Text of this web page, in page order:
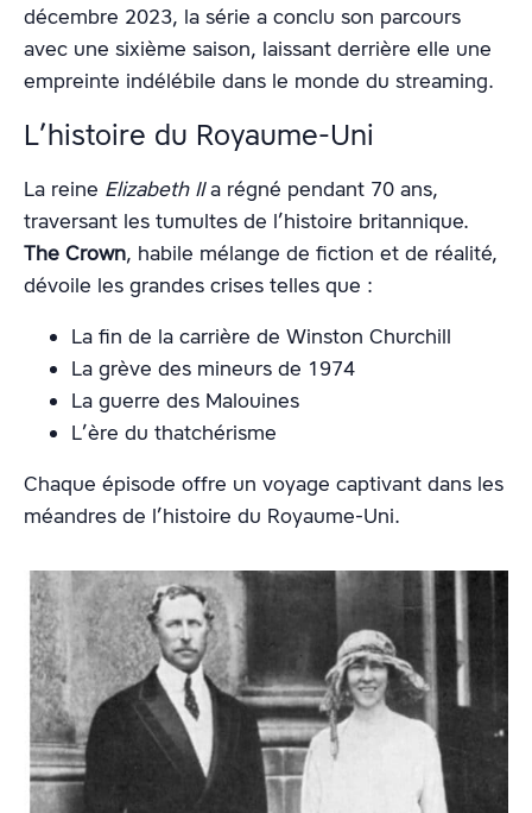
décembre 2023, la série a conclu son parcours
avec une sixième saison, laissant derrière elle une
empreinte indélébile dans le monde du streaming.
L’histoire du Royaume-Uni
La reine Elizabeth IIa régné pendant 70 ans,
traversant les tumultes de l’histoire britannique.
The Crown, habile mélange de fiction et de réalité,
dévoile les grandes crises telles que :
La fin de la carrière de Winston Churchill
La grève des mineurs de 1974
La guerre des Malouines
L’ère du thatchérisme
Chaque épisode offre un voyage captivant dans les
méandres de l’histoire du Royaume-Uni.